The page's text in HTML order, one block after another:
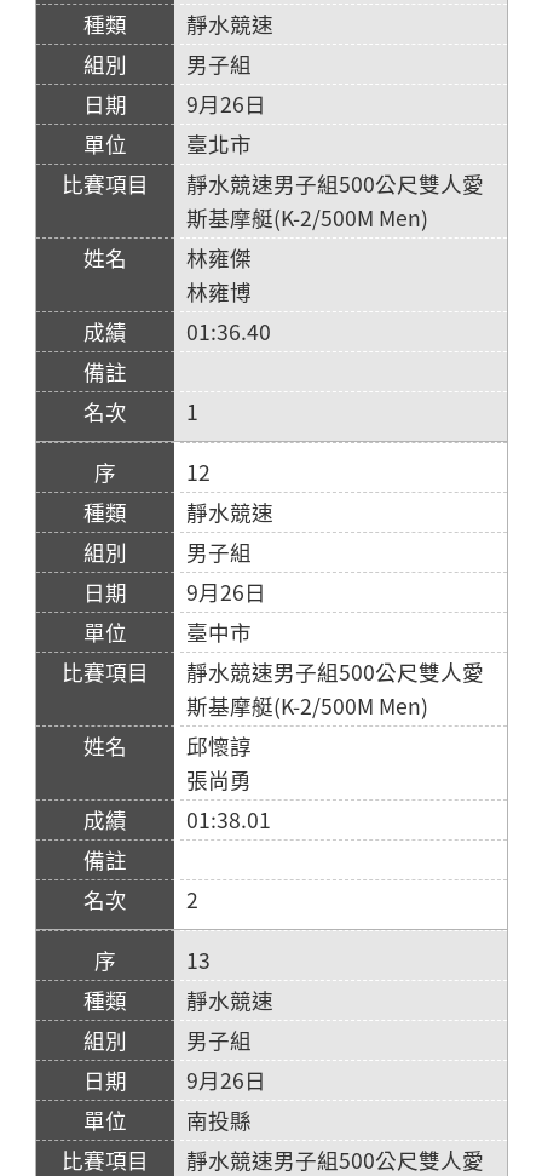
靜水競速
男子組
9月26日
臺北市
靜水競速男子組500公尺雙人愛
斯基摩艇(K-2/500M Men)
林雍傑
林雍博
01:36.40
1
12
靜水競速
男子組
9月26日
臺中市
靜水競速男子組500公尺雙人愛
斯基摩艇(K-2/500M Men)
邱懷諄
張尚勇
01:38.01
2
13
靜水競速
男子組
9月26日
南投縣
靜水競速男子組500公尺雙人愛